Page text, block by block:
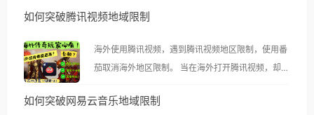
如何突破腾讯视频地域限制
海外使用腾讯视频，遇到腾讯视频地区限制，使用番
茄取消海外地区限制。 当在海外打开腾讯视频，却突
示语。 海外用户如香港、澳门、台湾、美国、加拿
如何突破网易云音乐地域限制